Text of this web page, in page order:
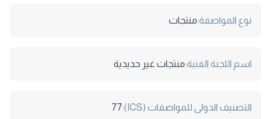
نوع المواصفة:منتجات
اسم اللجنة الفنية:منتجات غير حديدية
التصنيف الدولى للمواصفات (ICS): 77